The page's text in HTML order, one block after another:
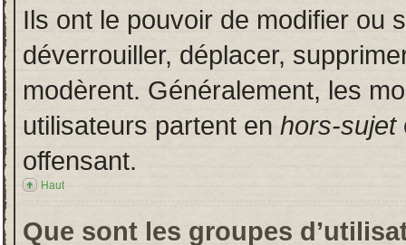
Ils ont le pouvoir de modifier ou
déverrouiller, déplacer,
modèrent. Généralement, les
utilisateurs partent en hors-sujet
offensant.
Haut
Que sont les groupes